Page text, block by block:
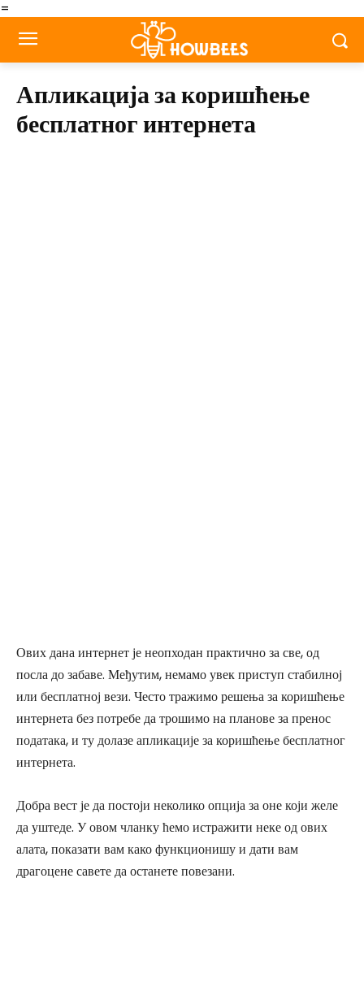
=
Апликација за коришћење
бесплатног интернета
Ових дана интернет је неопходан практично за све, од
посла до забаве. Међутим, немамо увек приступ стабилној
или бесплатној вези. Често тражимо решења за коришћење
интернета без потребе да трошимо на планове за пренос
података, и ту долазе апликације за коришћење бесплатног
интернета.
Добра вест је да постоји неколико опција за оне који желе
да уштеде. У овом чланку ћемо истражити неке од ових
алата, показати вам како функционишу и дати вам
драгоцене савете да останете повезани.